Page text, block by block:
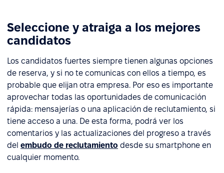
Seleccione y atraiga a los mejores
candidatos
Los candidatos fuertes siempre tienen algunas opciones
de reserva, y si no te comunicas con ellos a tiempo, es
probable que elijan otra empresa. Por eso es importante
aprovechar todas las oportunidades de comunicación
rápida: mensajerías o una aplicación de reclutamiento, si
tiene acceso a una. De esta forma, podrá ver los
comentarios y las actualizaciones del progreso a través
del embudo de reclutamiento desde su smartphone en
cualquier momento.